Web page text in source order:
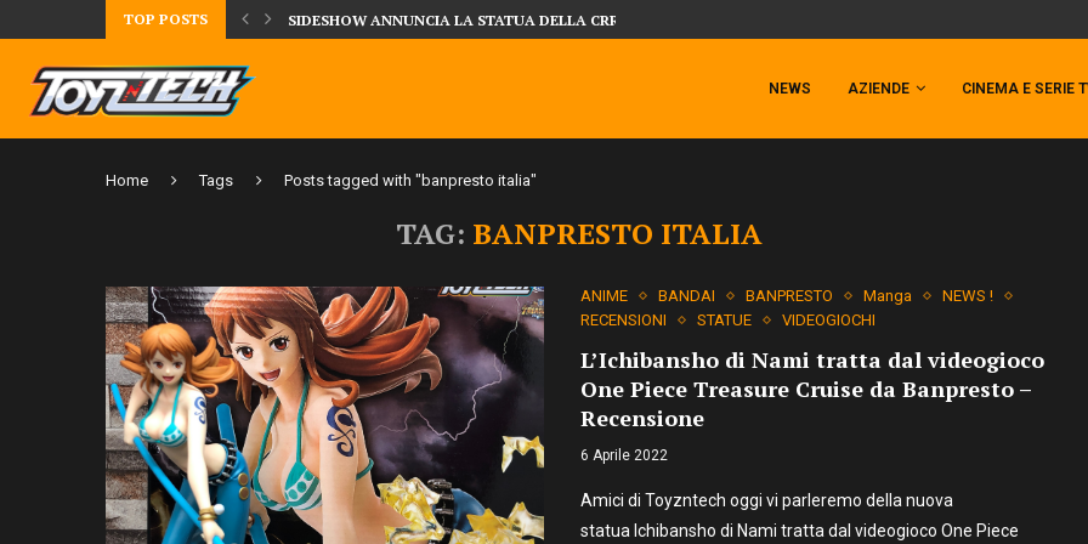
TOP POSTS
LA FIGURE DI IPPO MAKUNOUCHI! SIDESHOW ANNUNCIA LA STATUA DELLA CRRATURA DELLA LAGUNA...
NEWS AZIENDE CINEMA E SERIE
Home Tags Posts tagged with "banpresto italia"
TAG: BANPRESTO ITALIA
ANIME BANDAI BANPRESTO Manga
NEWS !
RECENSIONI
STATUE VIDEOGIOCHI
L’Ichibansho di Nami tratta dal videogioco
One Piece Treasure Cruise da Banpresto –
Recensione
6 Aprile 2022
Amici di Toyzntech oggi vi parleremo della nuova
statua Ichibansho di Nami tratta dal videogioco One Piece